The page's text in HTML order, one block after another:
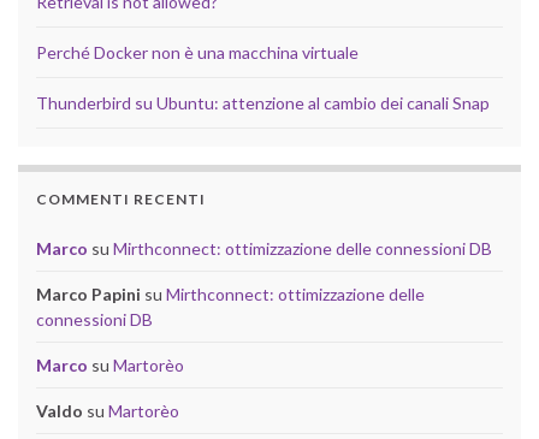
Perché Docker non è una macchina virtuale
Thunderbird su Ubuntu: attenzione al cambio dei canali Snap
COMMENTI RECENTI
Marco su Mirthconnect: ottimizzazione delle connessioni DB
Marco Papini su Mirthconnect: ottimizzazione delle
connessioni DB
Marco su Martorèo
Valdo su Martorèo